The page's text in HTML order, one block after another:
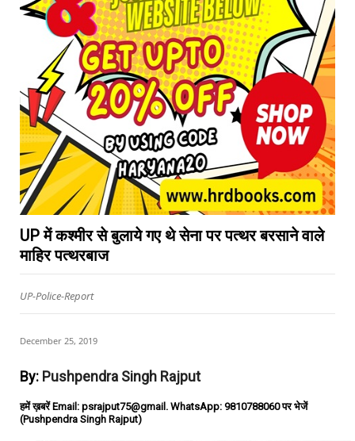
UP में कश्मीर से बुलाये गए थे सेना पर पत्थर बरसाने वाले
माहिर पत्थरबाज
UP-Police-Report
December 25, 2019
By: Pushpendra Singh Rajput
हमें ख़बरें Email: psrajput75@gmail. WhatsApp: 9810788060 पर भेजें
(Pushpendra Singh Rajput)